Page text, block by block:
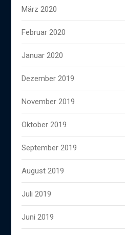
März 2020
Februar 2020
Januar 2020
Dezember 2019
November 2019
Oktober 2019
September 2019
August 2019
Juli 2019
Juni 2019